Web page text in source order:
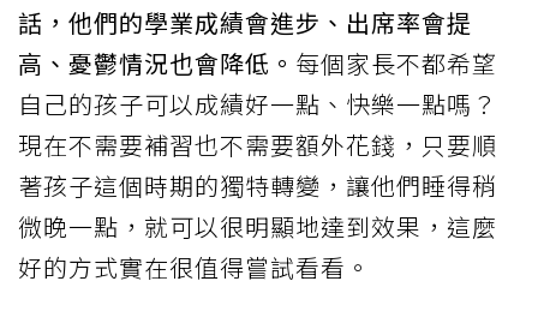
話，他們的學業成績會進步、出席率會提
高、憂鬱情況也會降低。 每個家長不都希望
自己的孩子可以成績好一點、快樂一點嗎？
現在不需要補習也不需要額外花錢，只要順
著孩子這個時期的獨特轉變，讓他們睡得稍
微晚一點，就可以很明顯地達到效果，這麼
好的方式實在很值得嘗試看看。